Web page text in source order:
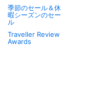
季節のセール＆休
暇シーズンのセー
ル
Traveller Review
Awards